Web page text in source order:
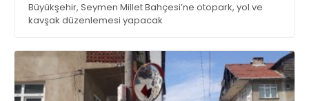
Büyükşehir, Seymen Millet Bahçesi’ne otopark, yol ve
kavşak düzenlemesi yapacak